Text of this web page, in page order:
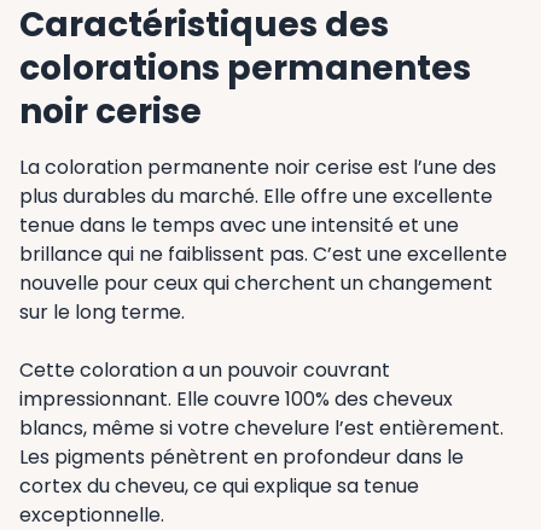
Caractéristiques des
colorations permanentes
noir cerise
La coloration permanente noir cerise est l’une des
plus durables du marché. Elle offre une excellente
tenue dans le temps avec une intensité et une
brillance qui ne faiblissent pas. C’est une excellente
nouvelle pour ceux qui cherchent un changement
sur le long terme.
Cette coloration a un pouvoir couvrant
impressionnant. Elle couvre 100% des cheveux
blancs, même si votre chevelure l’est entièrement.
Les pigments pénètrent en profondeur dans le
cortex du cheveu, ce qui explique sa tenue
exceptionnelle.